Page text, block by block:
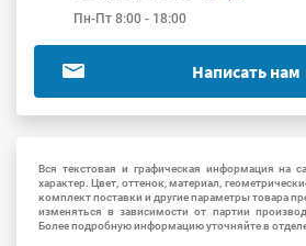
Пн-Пт 8:00 - 18:00
Написать нам
Вся текстовая и графическая информация на
характер. Цвет, оттенок, материал,
комплект поставки и другие параметры товара
изменяться в зависимости от партии
Более подробную информацию уточняйте в